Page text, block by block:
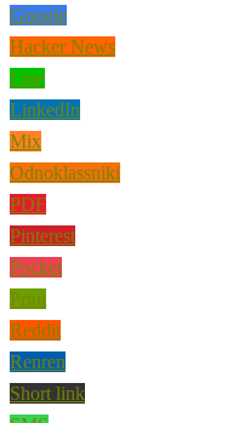
Google
Hacker News
Line
LinkedIn
Mix
Odnoklassniki
PDF
Pinterest
Pocket
Print
Reddit
Renren
Short link